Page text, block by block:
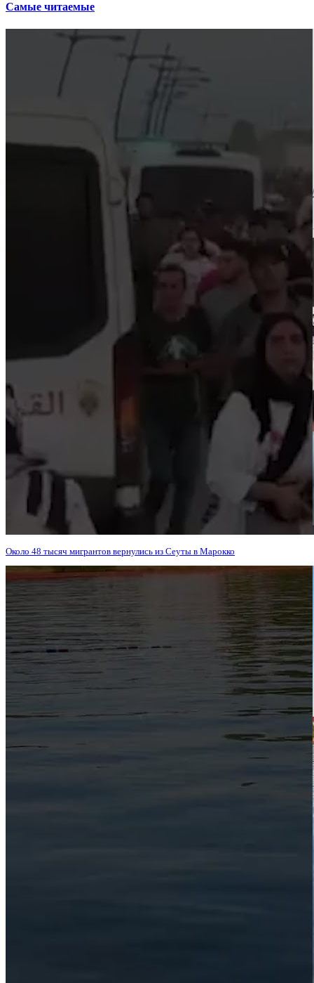
Самые читаемые
Около 48 тысяч мигрантов вернулись из Сеуты в Марокко